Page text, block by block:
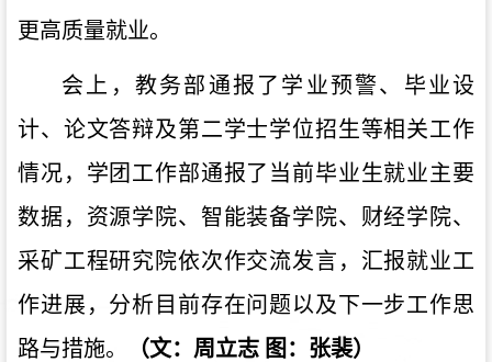
更高质量就业。
会上，教务部通报了学业预警、毕业设
计、论文答辩及第二学士学位招生等相关工作
情况，学团工作部通报了当前毕业生就业主要
数据，资源学院、智能装备学院、财经学院、
采矿工程研究院依次作交流发言，汇报就业工
作进展，分析目前存在问题以及下一步工作思
路与措施。
（文：周立志 图：张裴）